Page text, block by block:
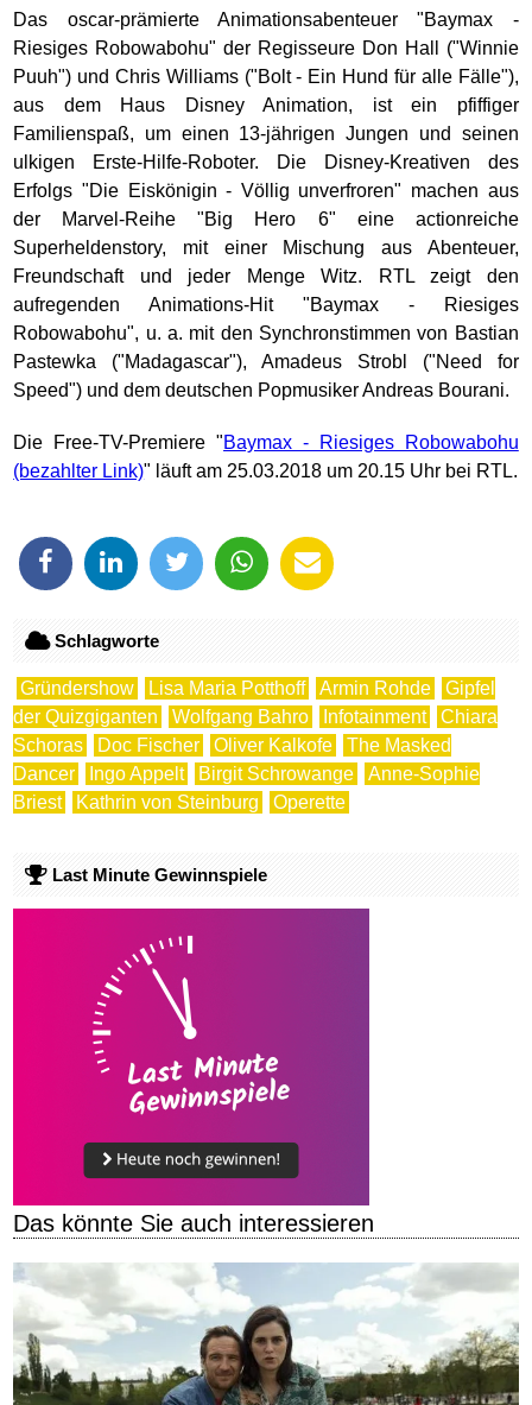
Das oscar-prämierte Animationsabenteuer "Baymax -
Riesiges Robowabohu" der Regisseure Don Hall ("Winnie
Puuh") und Chris Williams ("Bolt - Ein Hund für alle Fälle"),
aus dem Haus Disney Animation, ist ein pfiffiger
Familienspaß, um einen 13-jährigen Jungen und seinen
ulkigen Erste-Hilfe-Roboter. Die Disney-Kreativen des
Erfolgs "Die Eiskönigin - Völlig unverfroren" machen aus
der Marvel-Reihe "Big Hero 6" eine actionreiche
Superheldenstory, mit einer Mischung aus Abenteuer,
Freundschaft und jeder Menge Witz. RTL zeigt den
aufregenden Animations-Hit "Baymax - Riesiges
Robowabohu", u. a. mit den Synchronstimmen von Bastian
Pastewka ("Madagascar"), Amadeus Strobl ("Need for
Speed") und dem deutschen Popmusiker Andreas Bourani.
Die Free-TV-Premiere "Baymax - Riesiges Robowabohu
" läuft am 25.03.2018 um 20.15 Uhr bei RTL.
Schlagworte
Gründershow Lisa Maria Potthoff Armin Rohde
Gipfel
der Quizgiganten
Wolfgang Bahro Infotainment
Chiara
Schoras
Doc Fischer Oliver Kalkofe
The Masked
Dancer
Ingo Appelt Birgit Schrowange
Anne-Sophie
Briest
Kathrin von Steinburg Operette
Last Minute Gewinnspiele
Das könnte Sie auch interessieren